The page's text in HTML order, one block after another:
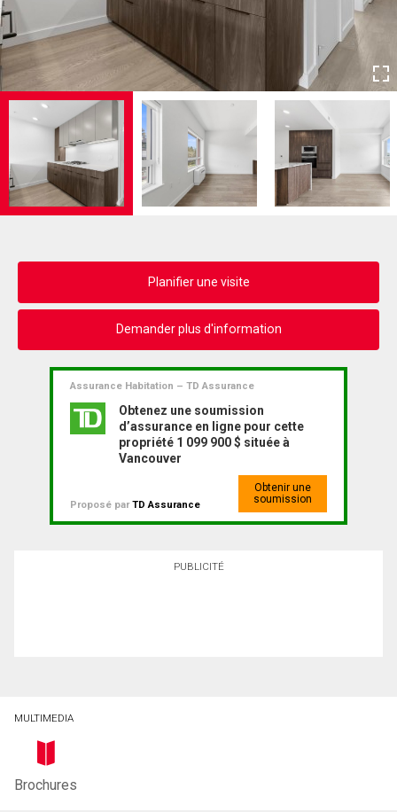
Planifier une visite
Demander plus d'information
Assurance Habitation – TD Assurance
Obtenez une soumission
d’assurance en ligne pour cette
propriété 1 099 900 $ située à
Vancouver
Proposé parTD Assurance
Obtenir une
soumission
PUBLICITÉ
MULTIMEDIA
Brochures